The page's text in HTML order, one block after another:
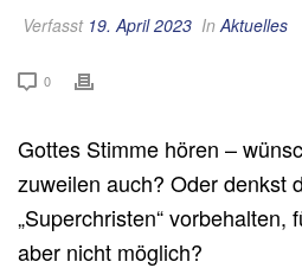
Verfasst 19. April 2023 In Aktuelles
0
Gottes Stimme hören –
zuweilen auch? Oder denkst
„Superchristen“ vorbehalten,
aber nicht möglich?